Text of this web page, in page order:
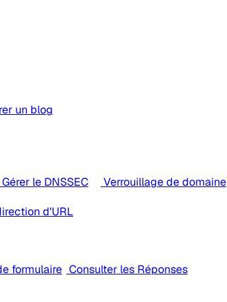
un blog
Gérer le DNSSEC Verrouillage de domaine
d'URL
formulaire Consulter les Réponses